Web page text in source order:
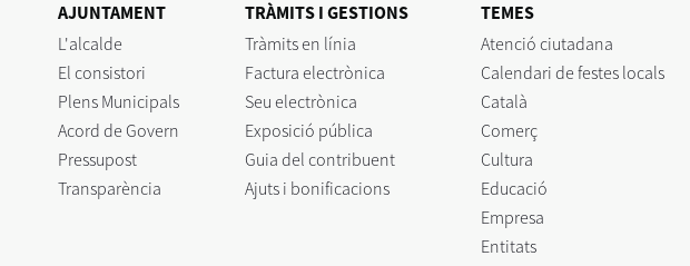
AJUNTAMENT
L'alcalde
El consistori
Plens Municipals
Acord de Govern
Pressupost
Transparència
TRÀMITS I GESTIONS
Tràmits en línia
Factura electrònica
Seu electrònica
Exposició pública
Guia del contribuent
Ajuts i bonificacions
TEMES
Atenció ciutadana
Calendari de festes locals
Català
Comerç
Cultura
Educació
Empresa
Entitats